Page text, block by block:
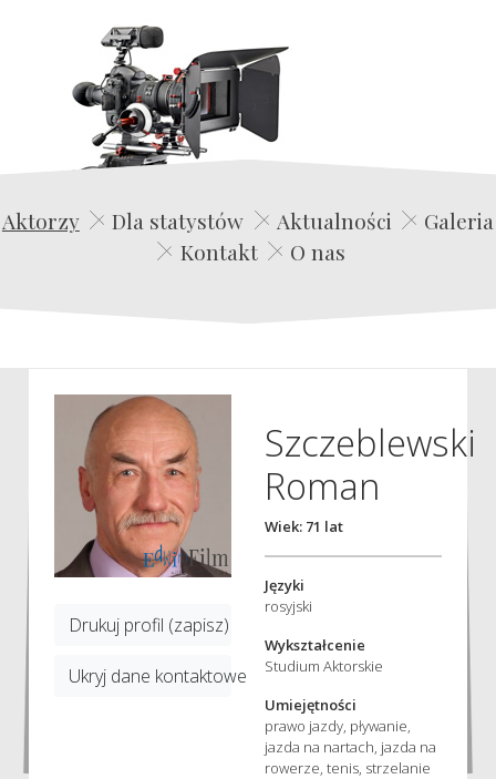
Edwin Film Agencja Aktorska
Aktorzy Dla statystów Aktualności
Galeria
Kontakt
O nas
Drukuj profil (zapisz)
Ukryj dane kontaktowe
Szczeblewski
Roman
Wiek: 71 lat
Języki
rosyjski
Wykształcenie
Studium Aktorskie
Umiejętności
prawo jazdy, pływanie,
jazda na nartach, jazda na
rowerze, tenis, strzelanie